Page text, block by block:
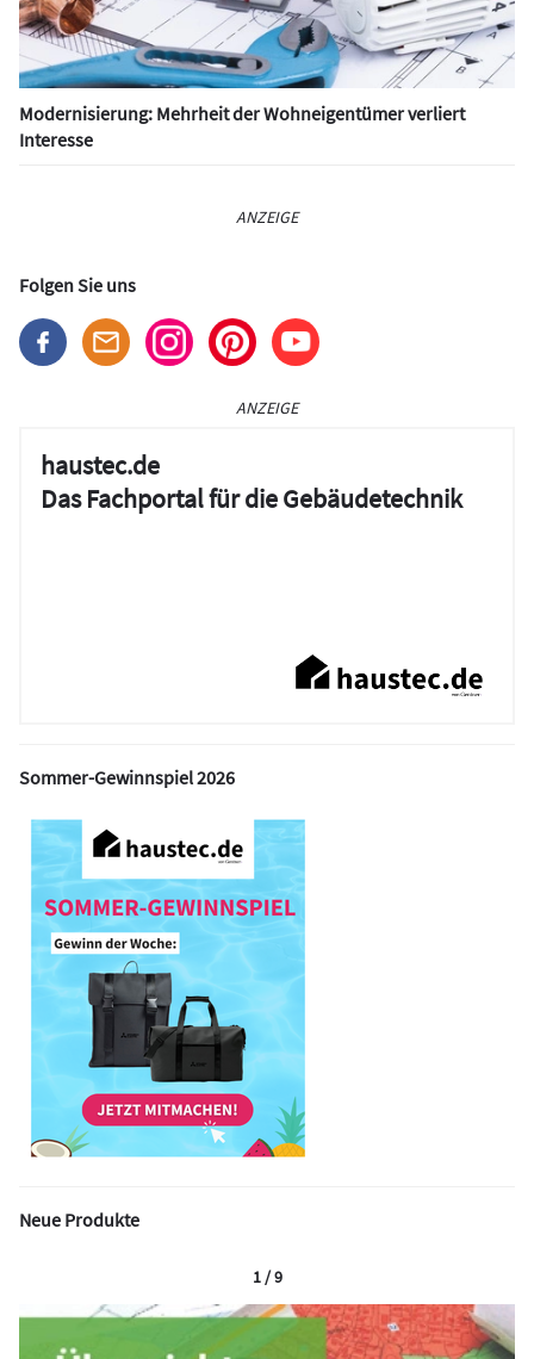
Modernisierung: Mehrheit der Wohneigentümer verliert
Interesse
ANZEIGE
Folgen Sie uns
ANZEIGE
haustec.de
Das Fachportal für die Gebäudetechnik
Sommer-Gewinnspiel 2026
Neue Produkte
1 / 9